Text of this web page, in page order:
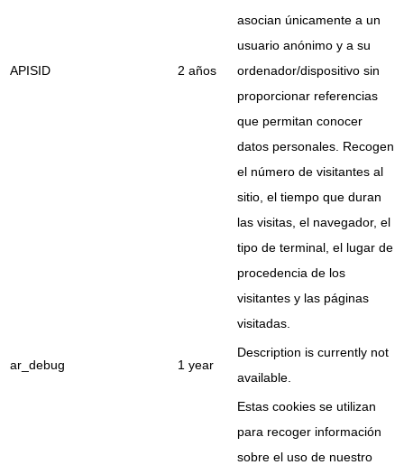
APISID 2 años
asocian únicamente a un
usuario anónimo y a su
ordenador/dispositivo sin
proporcionar referencias
que permitan conocer
datos personales. Recogen
el número de visitantes al
sitio, el tiempo que duran
las visitas, el navegador, el
tipo de terminal, el lugar de
procedencia de los
visitantes y las páginas
visitadas.
ar_debug 1 year
Description is currently not
available.
Estas cookies se utilizan
para recoger información
sobre el uso de nuestro